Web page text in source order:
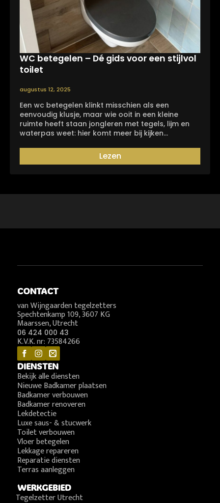
WC betegelen – Dé gids voor een stijlvol
toilet
augustus 12, 2025
Een wc betegelen klinkt misschien als een
eenvoudig klusje, maar wie ooit in een kleine
ruimte heeft staan jongleren met tegels, lijm en
waterpas weet: hier komt meer bij kijken…
Lezen
CONTACT
van Wijngaarden tegelzetters
Spechtenkamp 109, 3607 KG
Maarssen, Utrecht
06 424 000 43
K.V.K. nr: 73584266
DIENSTEN
Bekijk alle diensten
Nieuwe Badkamer plaatsen
Badkamer verbouwen
Badkamer renoveren
Lekdetectie
Luxe saus- & stucwerk
Toilet verbouwen
Vloer betegelen
Lekkage repareren
Reparatie diensten
Terras aanleggen
WERKGEBIED
Tegelzetter Utrecht